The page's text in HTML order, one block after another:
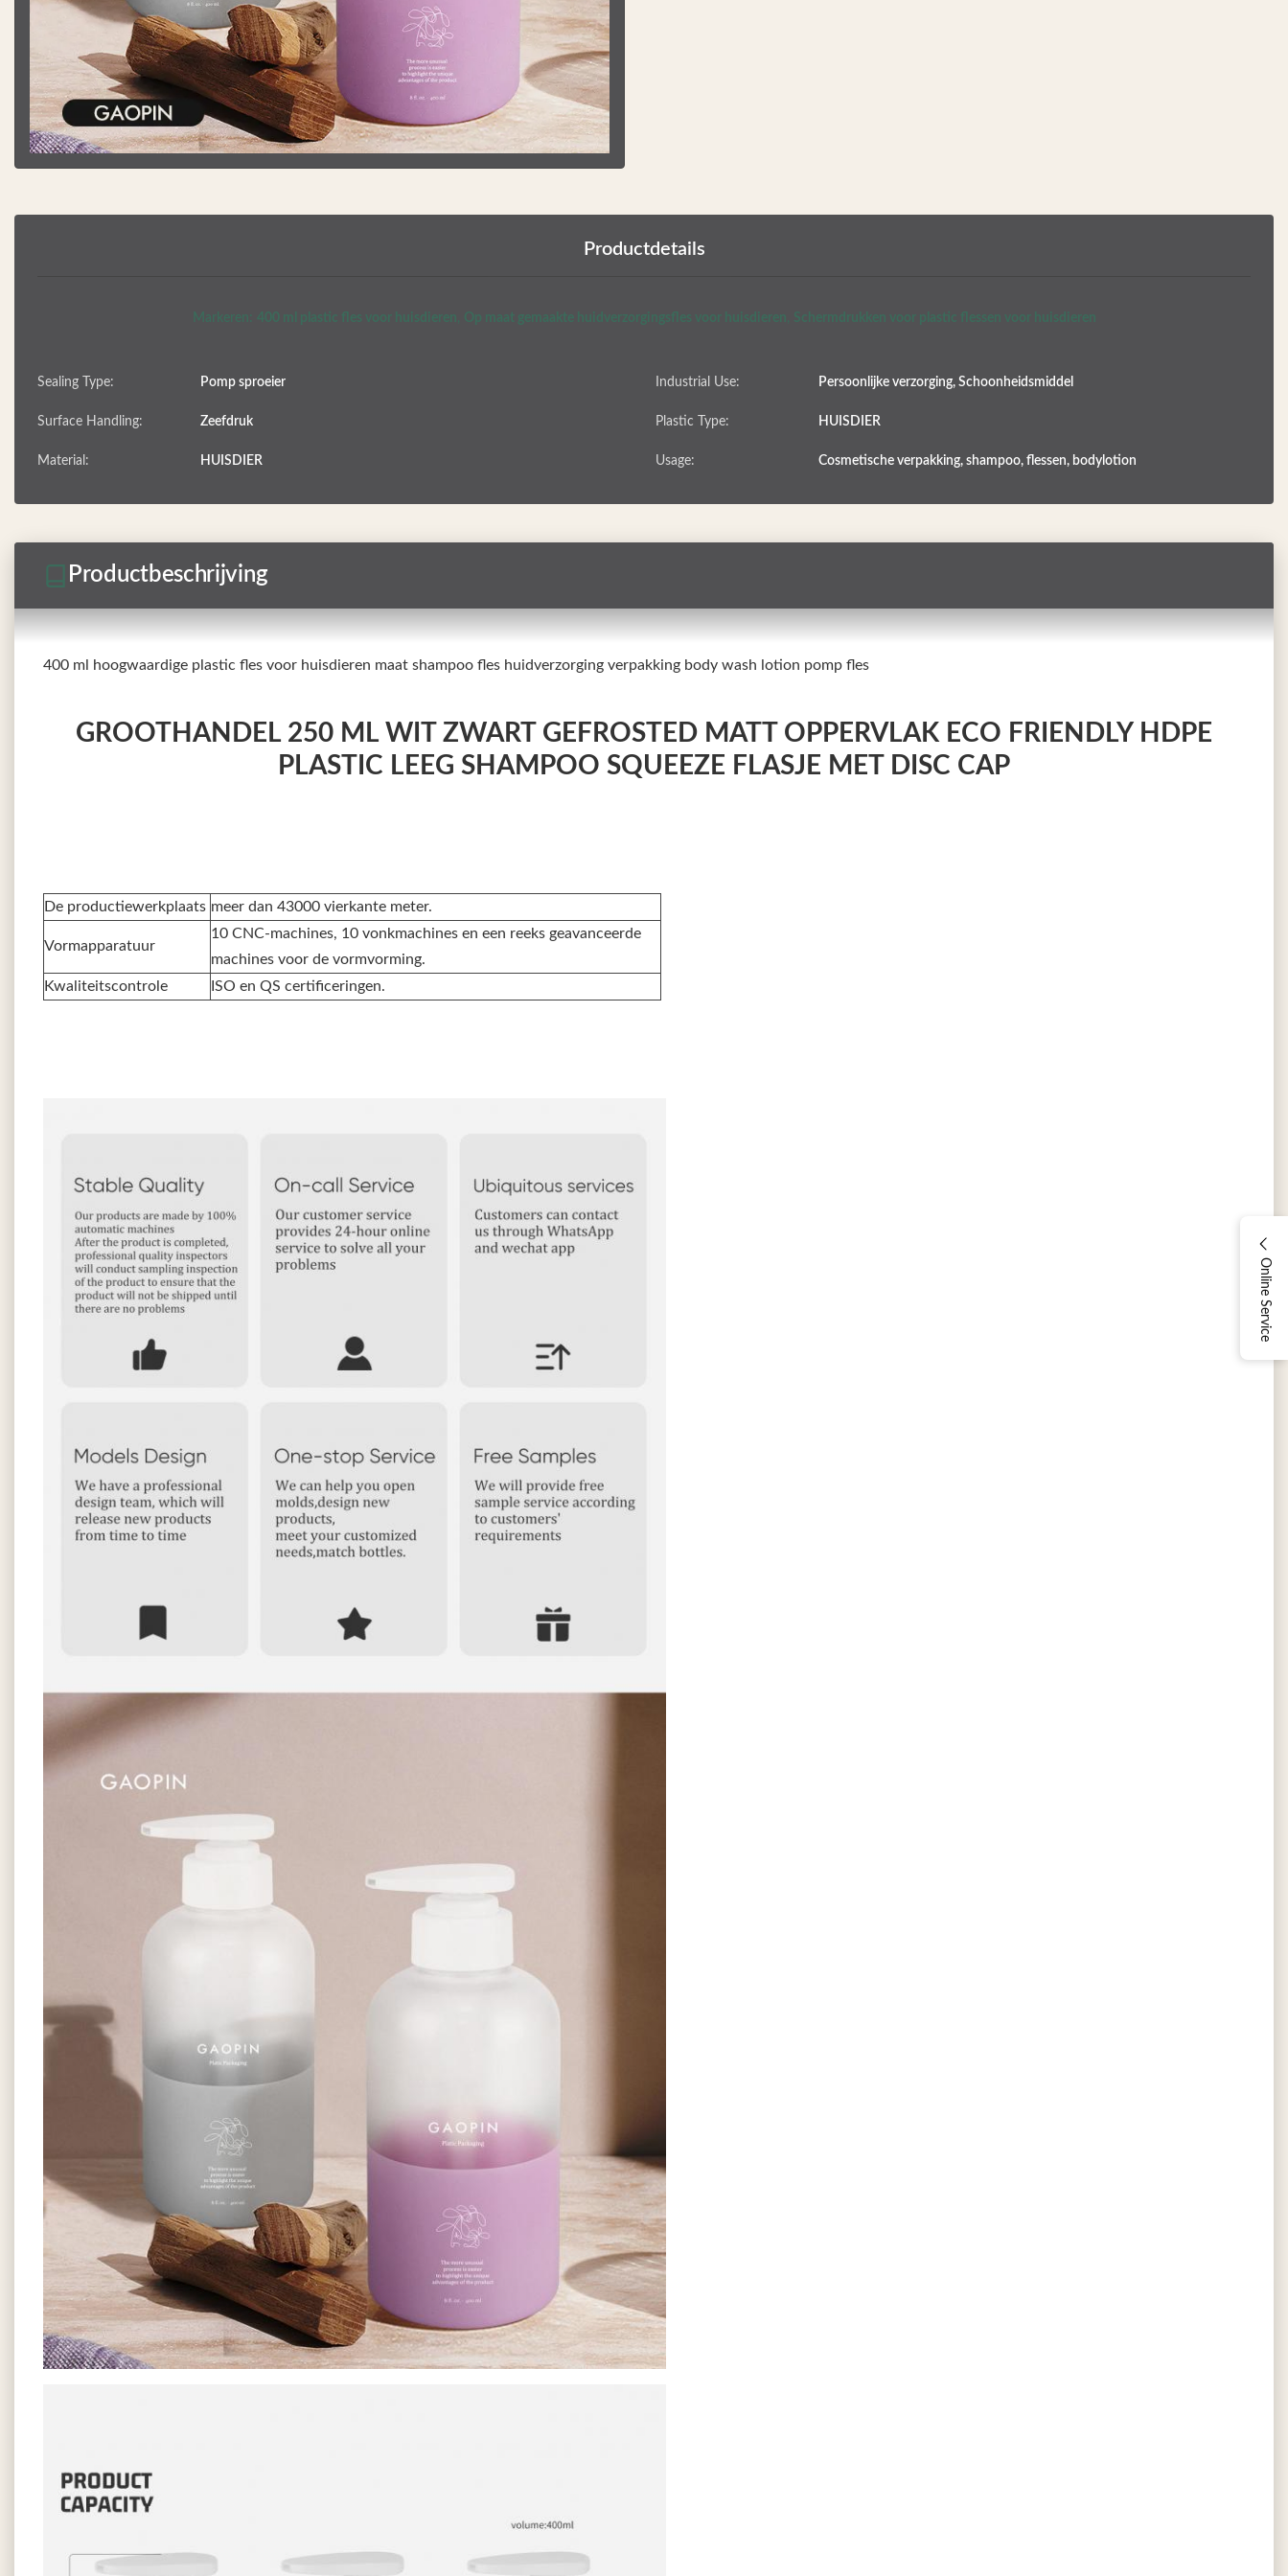
Online Service
Productdetails
Markeren: 400 ml plastic fles voor huisdieren, Op maat gemaakte huidverzorgingsfles voor huisdieren, Schermdrukken voor plastic flessen voor huisdieren
Sealing Type: Pomp sproeier Industrial Use: Persoonlijke verzorging, Schoonheidsmiddel
Surface Handling: Zeefdruk Plastic Type: HUISDIER
Material: HUISDIER Usage: Cosmetische verpakking, shampoo, flessen, bodylotion
Productbeschrijving
400 ml hoogwaardige plastic fles voor huisdieren maat shampoo fles huidverzorging verpakking body wash lotion pomp fles
GROOTHANDEL 250 ML WIT ZWART GEFROSTED MATT OPPERVLAK ECO FRIENDLY HDPE
PLASTIC LEEG SHAMPOO SQUEEZE FLASJE MET DISC CAP
De productiewerkplaats meer dan 43000 vierkante meter.
Vormapparatuur
10 CNC-machines, 10 vonkmachines en een reeks geavanceerde
machines voor de vormvorming.
Kwaliteitscontrole
ISO en QS certificeringen.